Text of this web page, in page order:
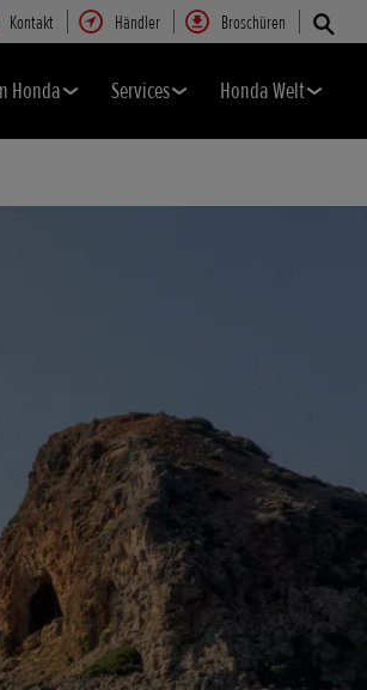
Kontakt Händler Broschüren
Honda Services Honda Welt